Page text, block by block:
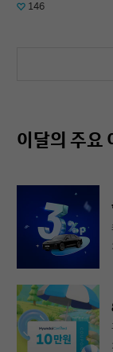
146
이달의 주요